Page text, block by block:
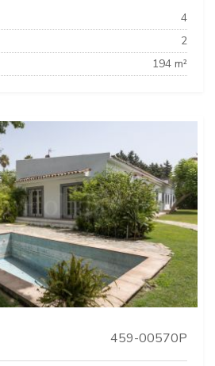
4
2
194 m²
459-00570P